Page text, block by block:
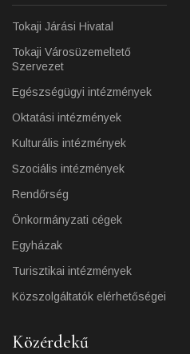
Tokaji Járási Hivatal
Tokaji Városüzemeltető
Szervezet
Egészségügyi intézmények
Oktatási intézmények
Kulturális intézmények
Szociális intézmények
Rendőrség
Önkormányzati cégek
Egyházak
Turisztikai intézmények
Közszolgáltatók elérhetőségei
Közérdekű